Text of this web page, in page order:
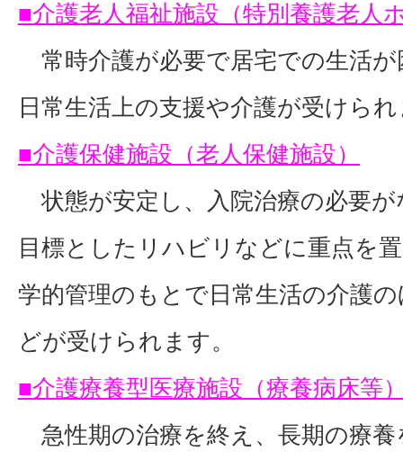
■介護老人福祉施設（特別養護老人
常時介護が必要で居宅での生活
日常生活上の支援や介護が受けら
■介護保健施設（老人保健施設）
状態が安定し、入院治療の必要
目標としたリハビリなどに重点を
学的管理のもとで日常生活の介護
どが受けられます。
■介護療養型医療施設（療養病床等
急性期の治療を終え、長期の療